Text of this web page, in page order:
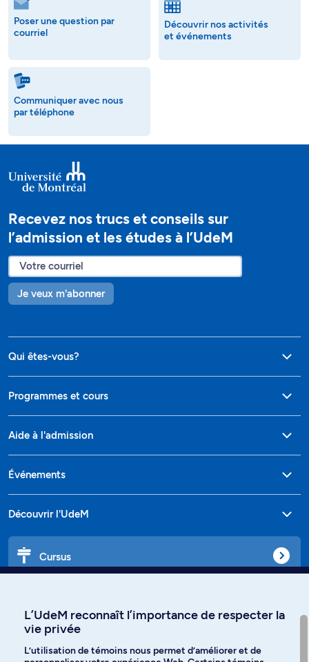
Poser une question par
courriel
Découvrir nos activités
et événements
Communiquer avec nous
par téléphone
Recevez nos trucs et conseils sur
l’admission et les études à l’UdeM
Je veux m'abonner
Qui êtes-vous?
Programmes et cours
Aide à l'admission
Événements
Découvrir l'UdeM
Cursus
L’UdeM reconnaît l’importance de respecter la
vie privée
L’utilisation de témoins nous permet d’améliorer et de